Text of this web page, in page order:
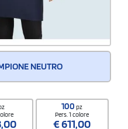
NEUTRO
100pz
Pers. 1 colore
€611,00